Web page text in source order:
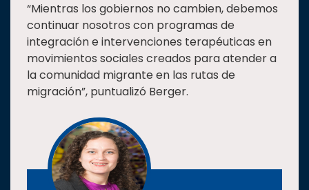
“Mientras los gobiernos no cambien, debemos
continuar nosotros con programas de
integración e intervenciones terapéuticas en
movimientos sociales creados para atender a
la comunidad migrante en las rutas de
migración”, puntualizó Berger.